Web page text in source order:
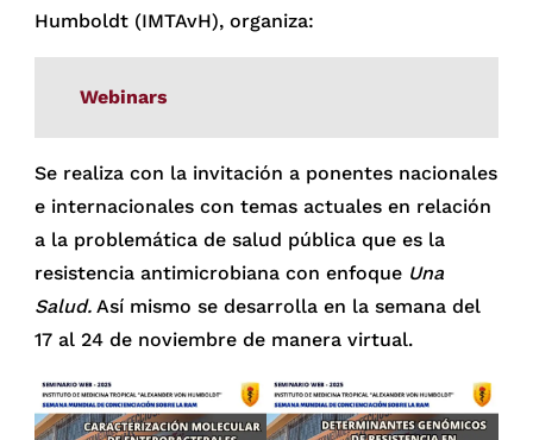
Humboldt (IMTAvH), organiza:
Webinars
Se realiza con la invitación a ponentes nacionales
e internacionales con temas actuales en relación
a la problemática de salud pública que es la
resistencia antimicrobiana con enfoque Una
Salud. Así mismo se desarrolla en la semana del
17 al 24 de noviembre de manera virtual.